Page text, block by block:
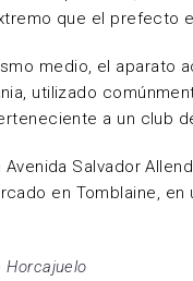
que el prefecto
medio, el aparato
utilizado
a un club
Salvador
en Tomblaine, en